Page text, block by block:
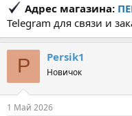
Адрес магазина:
Telegram для связи и
P Persik1
Новичок
1 Май 2026